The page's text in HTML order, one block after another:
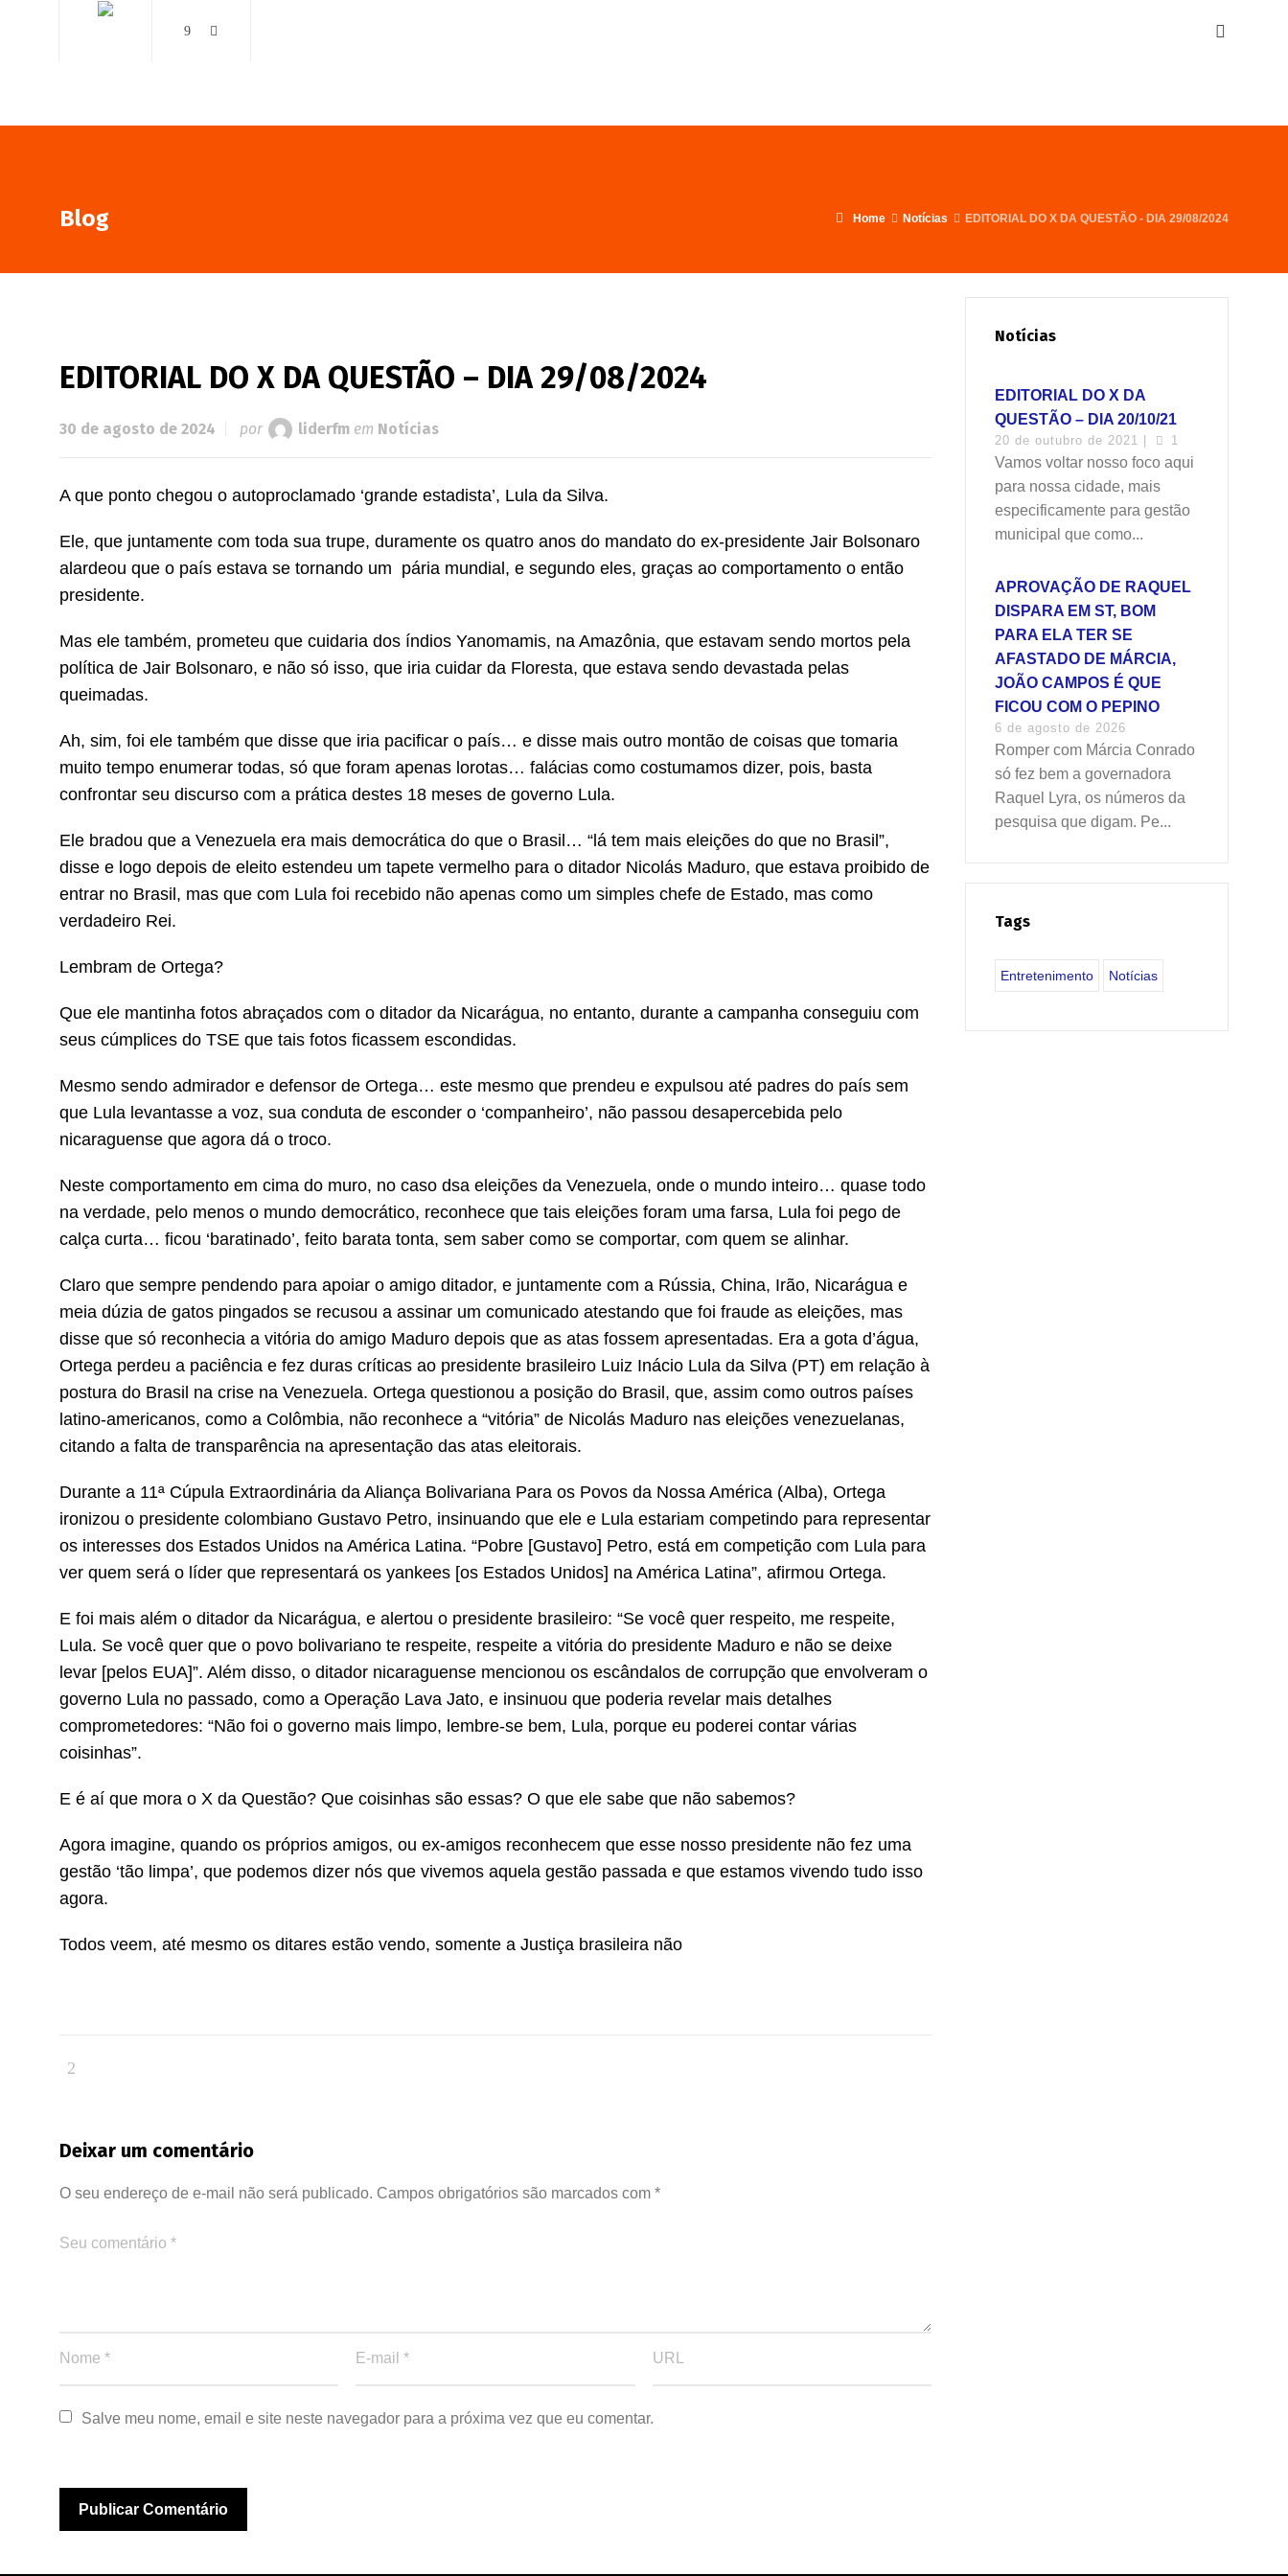
Blog Home Notícias EDITORIAL DO X DA QUESTÃO - DIA 29/08/2024
EDITORIAL DO X DA QUESTÃO – DIA 29/08/2024
30 de agosto de 2024 por liderfm em Notícias
A que ponto chegou o autoproclamado ‘grande estadista’, Lula da Silva.
Ele, que juntamente com toda sua trupe, duramente os quatro anos do mandato do ex-presidente Jair Bolsonaro
alardeou que o país estava se tornando um pária mundial, e segundo eles, graças ao comportamento o então
presidente.
Mas ele também, prometeu que cuidaria dos índios Yanomamis, na Amazônia, que estavam sendo mortos pela
política de Jair Bolsonaro, e não só isso, que iria cuidar da Floresta, que estava sendo devastada pelas
queimadas.
Ah, sim, foi ele também que disse que iria pacificar o país… e disse mais outro montão de coisas que tomaria
muito tempo enumerar todas, só que foram apenas lorotas… falácias como costumamos dizer, pois, basta
confrontar seu discurso com a prática destes 18 meses de governo Lula.
Ele bradou que a Venezuela era mais democrática do que o Brasil… “lá tem mais eleições do que no Brasil”,
disse e logo depois de eleito estendeu um tapete vermelho para o ditador Nicolás Maduro, que estava proibido de
entrar no Brasil, mas que com Lula foi recebido não apenas como um simples chefe de Estado, mas como
verdadeiro Rei.
Lembram de Ortega?
Que ele mantinha fotos abraçados com o ditador da Nicarágua, no entanto, durante a campanha conseguiu com
seus cúmplices do TSE que tais fotos ficassem escondidas.
Mesmo sendo admirador e defensor de Ortega… este mesmo que prendeu e expulsou até padres do país sem
que Lula levantasse a voz, sua conduta de esconder o ‘companheiro’, não passou desapercebida pelo
nicaraguense que agora dá o troco.
Neste comportamento em cima do muro, no caso dsa eleições da Venezuela, onde o mundo inteiro… quase todo
na verdade, pelo menos o mundo democrático, reconhece que tais eleições foram uma farsa, Lula foi pego de
calça curta… ficou ‘baratinado’, feito barata tonta, sem saber como se comportar, com quem se alinhar.
Claro que sempre pendendo para apoiar o amigo ditador, e juntamente com a Rússia, China, Irão, Nicarágua e
meia dúzia de gatos pingados se recusou a assinar um comunicado atestando que foi fraude as eleições, mas
disse que só reconhecia a vitória do amigo Maduro depois que as atas fossem apresentadas. Era a gota d’água,
Ortega perdeu a paciência e fez duras críticas ao presidente brasileiro Luiz Inácio Lula da Silva (PT) em relação à
postura do Brasil na crise na Venezuela. Ortega questionou a posição do Brasil, que, assim como outros países
latino-americanos, como a Colômbia, não reconhece a “vitória” de Nicolás Maduro nas eleições venezuelanas,
citando a falta de transparência na apresentação das atas eleitorais.
Durante a 11ª Cúpula Extraordinária da Aliança Bolivariana Para os Povos da Nossa América (Alba), Ortega
ironizou o presidente colombiano Gustavo Petro, insinuando que ele e Lula estariam competindo para representar
os interesses dos Estados Unidos na América Latina. “Pobre [Gustavo] Petro, está em competição com Lula para
ver quem será o líder que representará os yankees [os Estados Unidos] na América Latina”, afirmou Ortega.
E foi mais além o ditador da Nicarágua, e alertou o presidente brasileiro: “Se você quer respeito, me respeite,
Lula. Se você quer que o povo bolivariano te respeite, respeite a vitória do presidente Maduro e não se deixe
levar [pelos EUA]”. Além disso, o ditador nicaraguense mencionou os escândalos de corrupção que envolveram o
governo Lula no passado, como a Operação Lava Jato, e insinuou que poderia revelar mais detalhes
comprometedores: “Não foi o governo mais limpo, lembre-se bem, Lula, porque eu poderei contar várias
coisinhas”.
E é aí que mora o X da Questão? Que coisinhas são essas? O que ele sabe que não sabemos?
Agora imagine, quando os próprios amigos, ou ex-amigos reconhecem que esse nosso presidente não fez uma
gestão ‘tão limpa’, que podemos dizer nós que vivemos aquela gestão passada e que estamos vivendo tudo isso
agora.
Todos veem, até mesmo os ditares estão vendo, somente a Justiça brasileira não
Deixar um comentário
O seu endereço de e-mail não será publicado. Campos obrigatórios são marcados com *
Salve meu nome, email e site neste navegador para a próxima vez que eu comentar.
Notícias
EDITORIAL DO X DA
QUESTÃO – DIA 20/10/21
20 de outubro de 2021 | 1
Vamos voltar nosso foco aqui
para nossa cidade, mais
especificamente para gestão
municipal que como...
APROVAÇÃO DE RAQUEL
DISPARA EM ST, BOM
PARA ELA TER SE
AFASTADO DE MÁRCIA,
JOÃO CAMPOS É QUE
FICOU COM O PEPINO
6 de agosto de 2026
Romper com Márcia Conrado
só fez bem a governadora
Raquel Lyra, os números da
pesquisa que digam. Pe...
Tags
Entretenimento Notícias